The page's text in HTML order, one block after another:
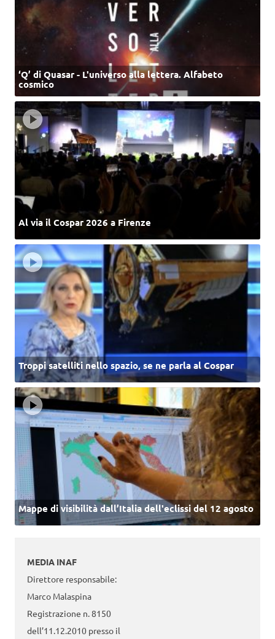
‘Q’ di Quasar - L'universo alla lettera. Alfabeto
cosmico
Al via il Cospar 2026 a Firenze
Troppi satelliti nello spazio, se ne parla al Cospar
Mappe di visibilità dall’Italia dell'eclissi del 12 agosto
MEDIA INAF
Direttore responsabile:
Marco Malaspina
Registrazione n. 8150
dell’11.12.2010 presso il